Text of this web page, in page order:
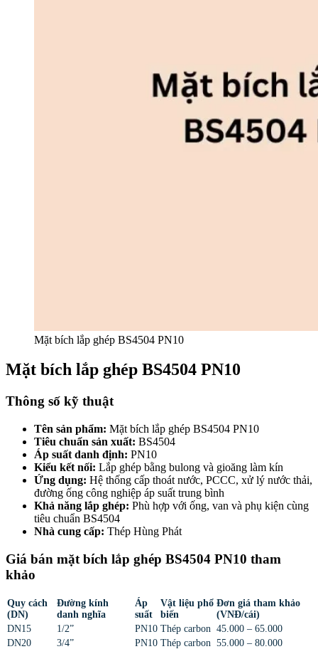
Mặt bích lắp ghép BS4504 PN10
Mặt bích lắp ghép BS4504 PN10
Thông số kỹ thuật
Tên sản phẩm: Mặt bích lắp ghép BS4504 PN10
Tiêu chuẩn sản xuất: BS4504
Áp suất danh định: PN10
Kiểu kết nối: Lắp ghép bằng bulong và gioăng làm kín
Ứng dụng: Hệ thống cấp thoát nước, PCCC, xử lý nước thải,
đường ống công nghiệp áp suất trung bình
Khả năng lắp ghép: Phù hợp với ống, van và phụ kiện cùng
tiêu chuẩn BS4504
Nhà cung cấp: Thép Hùng Phát
Giá bán mặt bích lắp ghép BS4504 PN10 tham
khảo
Quy cách
(DN)
Đường kính
danh nghĩa
Áp
suất
Vật liệu phổ
biến
Đơn giá tham khảo
(VNĐ/cái)
DN15
1/2” PN10 Thép carbon 45.000 – 65.000
DN20
3/4” PN10 Thép carbon 55.000 – 80.000